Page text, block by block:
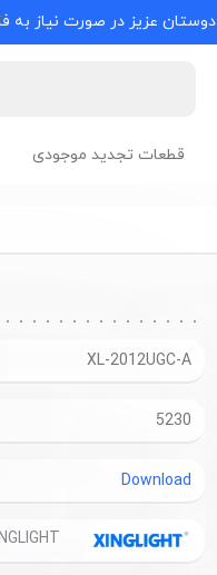
دوستان عزیز در صورت نیاز به
قطعات تجدید موجودی
XL-2012UGC-A
5230
Download